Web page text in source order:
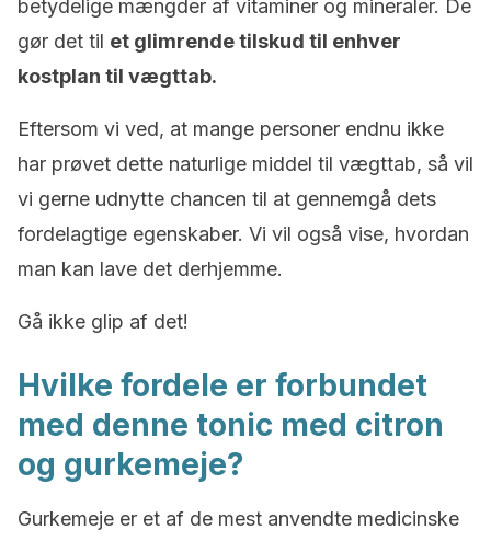
betydelige mængder af vitaminer og mineraler. De
gør det til et glimrende tilskud til enhver
kostplan til vægttab.
Eftersom vi ved, at mange personer endnu ikke
har prøvet dette naturlige middel til vægttab, så vil
vi gerne udnytte chancen til at gennemgå dets
fordelagtige egenskaber. Vi vil også vise, hvordan
man kan lave det derhjemme.
Gå ikke glip af det!
Hvilke fordele er forbundet
med denne tonic med citron
og gurkemeje?
Gurkemeje er et af de mest anvendte medicinske